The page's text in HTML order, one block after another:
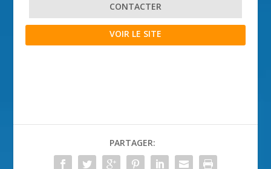
CONTACTER
VOIR LE SITE
PARTAGER: